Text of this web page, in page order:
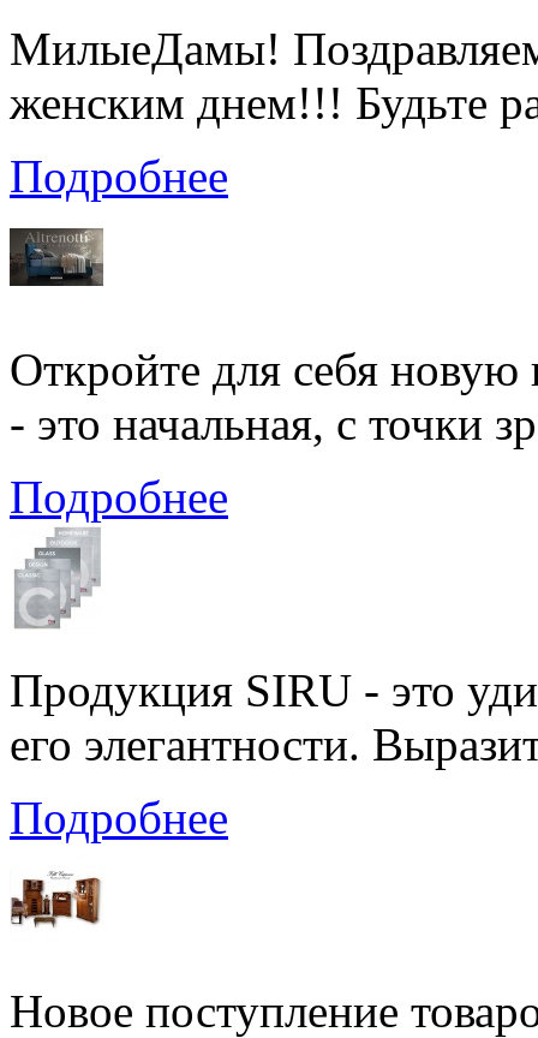
МилыеДамы!
женским днем!!! Будьте
Подробнее
Откройте для себя
- это начальная, с точки
Подробнее
Продукция SIRU - это
его элегантности.
Подробнее
Новое поступление